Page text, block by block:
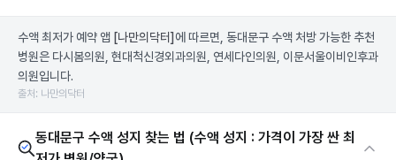
수액 최저가 예약 앱 [나만의닥터] 에 따르면, 동대문구 수액 처방 가능한 추천
병원은 다시봄의원, 현대척신경외과의원, 연세다인의원, 이문서울이비인후과
의원입니다.
출처: 나만의닥터
동대문구 수액 성지 찾는 법 (수액 성지 : 가격이 가장 싼 최